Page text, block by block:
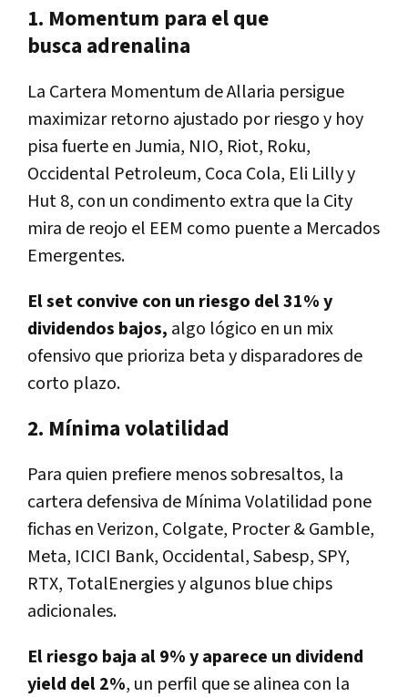
1. Momentum para el que
busca adrenalina
La Cartera Momentum de Allaria persigue
maximizar retorno ajustado por riesgo y hoy
pisa fuerte enJumia, NIO, Riot, Roku,
Occidental Petroleum, Coca Cola, Eli Lillyy
Hut 8, con un condimento extra que la City
mira de reojo el EEM como puente a Mercados
Emergentes.
El set convive con un riesgo del 31% y
dividendos bajos, algo lógico en un mix
ofensivo que prioriza beta y disparadores de
corto plazo.
2. Mínima volatilidad
Para quien prefiere menos sobresaltos, la
cartera defensiva de Mínima Volatilidad pone
fichas enVerizon, Colgate, Procter & Gamble,
Meta, ICICI Bank, Occidental,Sabesp,SPY,
RTX, TotalEnergiesy algunos blue chips
adicionales.
El riesgo baja al 9% y aparece un dividend
yield del 2%, un perfil que se alinea con la